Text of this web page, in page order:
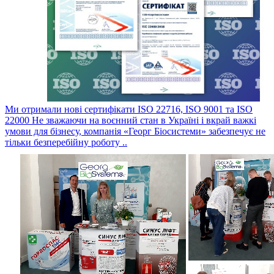
Ми отримали нові сертифікати ISO 22716, ISO 9001 та ISO
22000 Не зважаючи на воєнний стан в Україні і вкрай важкі
умови для бізнесу, компанія «Георг Біосистеми» забезпечує не
тільки безперебійну роботу ..